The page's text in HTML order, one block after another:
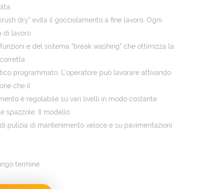
dry” evita il gocciolamento a fine lavoro. Ogni
di lavoro
e del sistema ”break washing” che ottimizza la
programmato. L’operatore può lavorare attivando
che il
è regolabile su vari livelli in modo costante
spazzole. Il modello
pulizia di mantenimento veloce e su pavimentazioni
termine.